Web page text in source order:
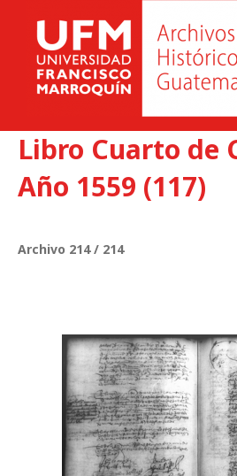
Libro Cuarto de
Año 1559 (117)
Archivo 214 / 214